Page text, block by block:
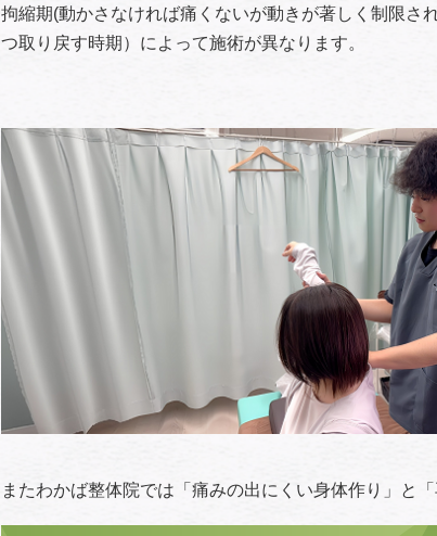
拘縮期(動かさなければ痛くないが動きが著しく制限さ
つ取り戻す時期）によって施術が異なります。
またわかば整体院では「痛みの出にくい身体作り」と